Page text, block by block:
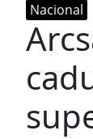
Nacional